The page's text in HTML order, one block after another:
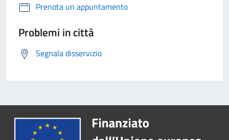
Prenota un appuntamento
Problemi in città
Segnala disservizio